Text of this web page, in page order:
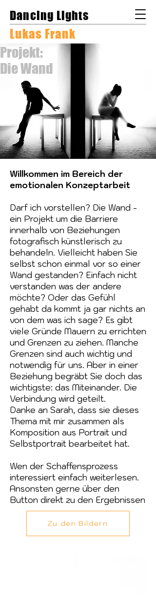
Dancing Lights
Lukas Frank
Projekt:
Die Wand
Willkommen im Bereich der
emotionalen Konzeptarbeit
Darf ich vorstellen? Die Wand -
ein Projekt um die Barriere
innerhalb von Beziehungen
fotografisch künstlerisch zu
behandeln. Vielleicht haben Sie
selbst schon einmal vor so einer
Wand gestanden? Einfach nicht
verstanden was der andere
möchte? Oder das Gefühl
gehabt da kommt ja gar nichts an
von dem was ich sage? Es gibt
viele Gründe Mauern zu errichten
und Grenzen zu ziehen. Manche
Grenzen sind auch wichtig und
notwendig für uns. Aber in einer
Beziehung begräbt Sie doch das
wichtigste: das Miteinander. Die
Verbindung wird geteilt.
Danke an Sarah, dass sie dieses
Thema mit mir zusammen als
Komposition aus Portrait und
Selbstportrait bearbeitet hat.
Wen der Schaffensprozess
interessiert einfach weiterlesen.
Ansonsten gerne über den
Button direkt zu den Ergebnissen​
Zu den Bildern